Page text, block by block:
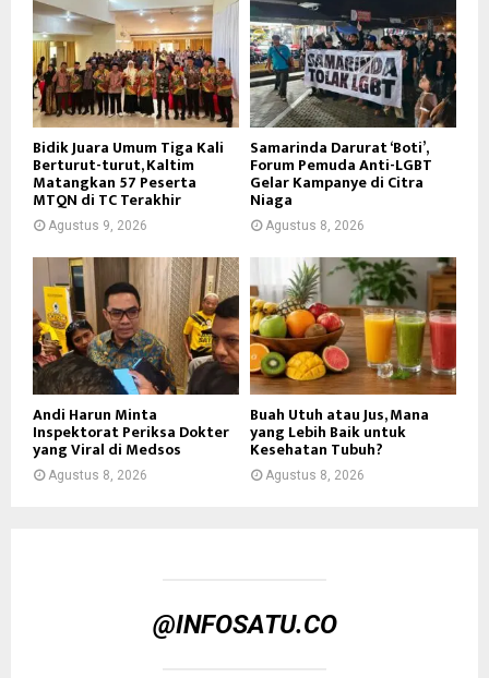
Bidik Juara Umum Tiga Kali
Berturut-turut, Kaltim
Matangkan 57 Peserta
MTQN di TC Terakhir
Agustus 9, 2026
Samarinda Darurat ‘Boti’,
Forum Pemuda Anti-LGBT
Gelar Kampanye di Citra
Niaga
Agustus 8, 2026
Andi Harun Minta
Inspektorat Periksa Dokter
yang Viral di Medsos
Agustus 8, 2026
Buah Utuh atau Jus, Mana
yang Lebih Baik untuk
Kesehatan Tubuh?
Agustus 8, 2026
@INFOSATU.CO